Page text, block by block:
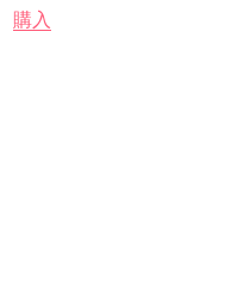
購入